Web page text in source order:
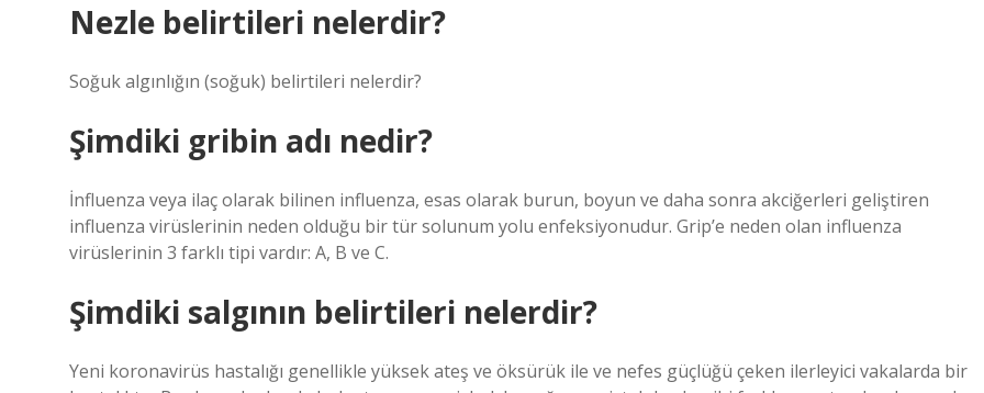
Nezle belirtileri nelerdir?
Soğuk algınlığın (soğuk) belirtileri nelerdir?
Şimdiki gribin adı nedir?
İnfluenza veya ilaç olarak bilinen influenza, esas olarak burun, boyun ve daha sonra akciğerleri geliştiren
influenza virüslerinin neden olduğu bir tür solunum yolu enfeksiyonudur. Grip’e neden olan influenza
virüslerinin 3 farklı tipi vardır: A, B ve C.
Şimdiki salgının belirtileri nelerdir?
Yeni koronavirüs hastalığı genellikle yüksek ateş ve öksürük ile ve nefes güçlüğü çeken ilerleyici vakalarda bir